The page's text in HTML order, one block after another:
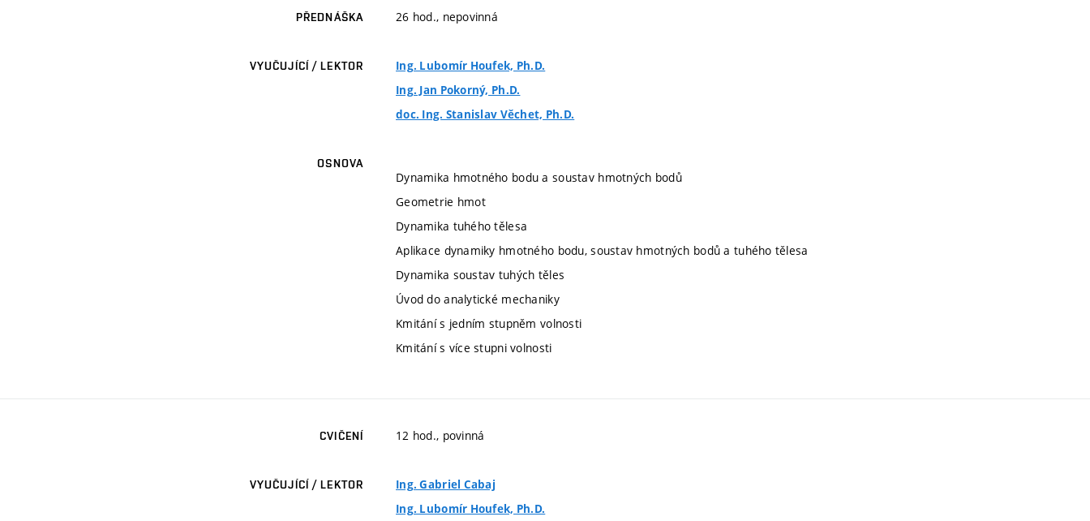
PŘEDNÁŠKA 26 hod., nepovinná
VYUČUJÍCÍ / LEKTOR
Ing. Lubomír Houfek, Ph.D.
Ing. Jan Pokorný, Ph.D.
doc. Ing. Stanislav Věchet, Ph.D.
OSNOVA
Dynamika hmotného bodu a soustav hmotných bodů
Geometrie hmot
Dynamika tuhého tělesa
Aplikace dynamiky hmotného bodu, soustav hmotných bodů a tuhého tělesa
Dynamika soustav tuhých těles
Úvod do analytické mechaniky
Kmitání s jedním stupněm volnosti
Kmitání s více stupni volnosti
CVIČENÍ 12 hod., povinná
VYUČUJÍCÍ / LEKTOR
Ing. Gabriel Cabaj
Ing. Lubomír Houfek, Ph.D.